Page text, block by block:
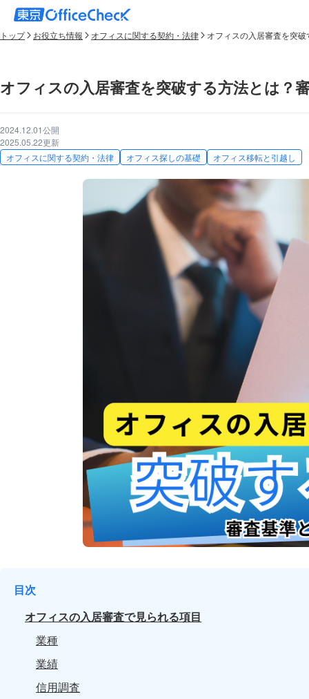
トップ お役立ち情報 オフィスに関する契約・法律 オフィスの入居審査を突
オフィスの入居審査を突破する方法とは？
2024.12.01公開
2025.05.22更新
オフィスに関する契約・法律
オフィス探しの基礎 オフィス移転と引越し
目次
オフィスの入居審査で見られる項目
業種
業績
信用調査